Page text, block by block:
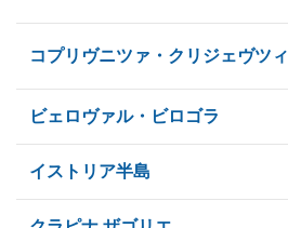
コプリヴニツァ・クリジェヴツィ
ビェロヴァル・ビロゴラ
イストリア半島